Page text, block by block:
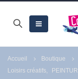
Accueil
Boutique
Loisirs créatifs